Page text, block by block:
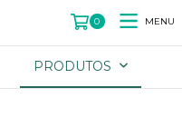
0 MENU
PRODUTOS